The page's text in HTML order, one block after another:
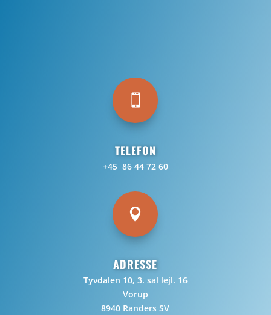
TELEFON
+45 86 44 72 60

ADRESSE
Tyvdalen 10, 3. sal lejl. 16
Vorup
8940 Randers SV